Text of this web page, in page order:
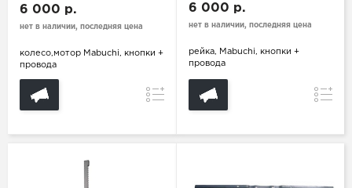
6 000 р.
нет в наличии, последняя цена
колесо,мотор Mabuchi, кнопки +
провода
Сравнение
6 000 р.
нет в наличии, последняя цена
рейка, Mabuchi, кнопки +
провода